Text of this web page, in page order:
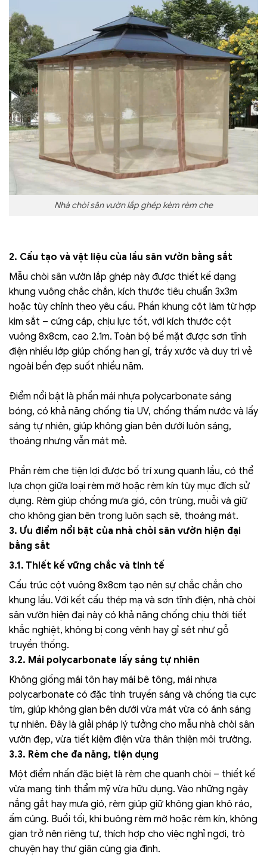
Nhà chòi sân vườn lắp ghép kèm rèm che
2. Cấu tạo và vật liệu của lầu sân vườn bằng sắt
Mẫu chòi sân vườn lắp ghép này được thiết kế dạng
khung vuông chắc chắn, kích thước tiêu chuẩn 3x3m
hoặc tùy chỉnh theo yêu cầu. Phần khung cột làm từ hợp
kim sắt – cứng cáp, chịu lực tốt, với kích thước cột
vuông 8x8cm, cao 2.1m. Toàn bộ bề mặt được sơn tĩnh
điện nhiều lớp giúp chống han gỉ, trầy xước và duy trì vẻ
ngoài bền đẹp suốt nhiều năm.
Điểm nổi bật là phần mái nhựa polycarbonate sáng
bóng, có khả năng chống tia UV, chống thấm nước và lấy
sáng tự nhiên, giúp không gian bên dưới luôn sáng,
thoáng nhưng vẫn mát mẻ.
Phần rèm che tiện lợi được bố trí xung quanh lầu, có thể
lựa chọn giữa loại rèm mờ hoặc rèm kín tùy mục đích sử
dụng. Rèm giúp chống mưa gió, côn trùng, muỗi và giữ
cho không gian bên trong luôn sạch sẽ, thoáng mát.
3. Ưu điểm nổi bật của nhà chòi sân vườn hiện đại
bằng sắt
3.1. Thiết kế vững chắc và tinh tế
Cấu trúc cột vuông 8x8cm tạo nên sự chắc chắn cho
khung lầu. Với kết cấu thép mạ và sơn tĩnh điện, nhà chòi
sân vườn hiện đại này có khả năng chống chịu thời tiết
khắc nghiệt, không bị cong vênh hay gỉ sét như gỗ
truyền thống.
3.2. Mái polycarbonate lấy sáng tự nhiên
Không giống mái tôn hay mái bê tông, mái nhựa
polycarbonate có đặc tính truyền sáng và chống tia cực
tím, giúp không gian bên dưới vừa mát vừa có ánh sáng
tự nhiên. Đây là giải pháp lý tưởng cho mẫu nhà chòi sân
vườn đẹp, vừa tiết kiệm điện vừa thân thiện môi trường.
3.3. Rèm che đa năng, tiện dụng
Một điểm nhấn đặc biệt là rèm che quanh chòi – thiết kế
vừa mang tính thẩm mỹ vừa hữu dụng. Vào những ngày
nắng gắt hay mưa gió, rèm giúp giữ không gian khô ráo,
ấm cúng. Buổi tối, khi buông rèm mờ hoặc rèm kín, không
gian trở nên riêng tư, thích hợp cho việc nghỉ ngơi, trò
chuyện hay thư giãn cùng gia đình.